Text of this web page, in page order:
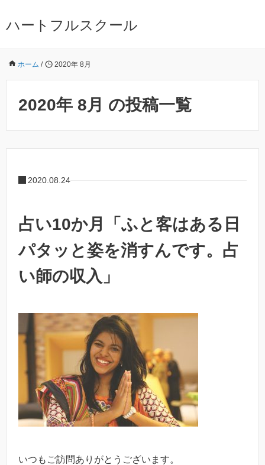
ハートフルスクール
ホーム / 2020年 8月
2020年 8月 の投稿一覧
2020.08.24
占い10か月「ふと客はある日
パタッと姿を消すんです。占
い師の収入」
いつもご訪問ありがとうございます。